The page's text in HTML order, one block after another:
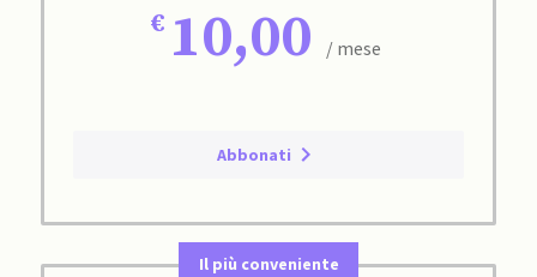
10,00 / mese
Abbonati
Il più conveniente